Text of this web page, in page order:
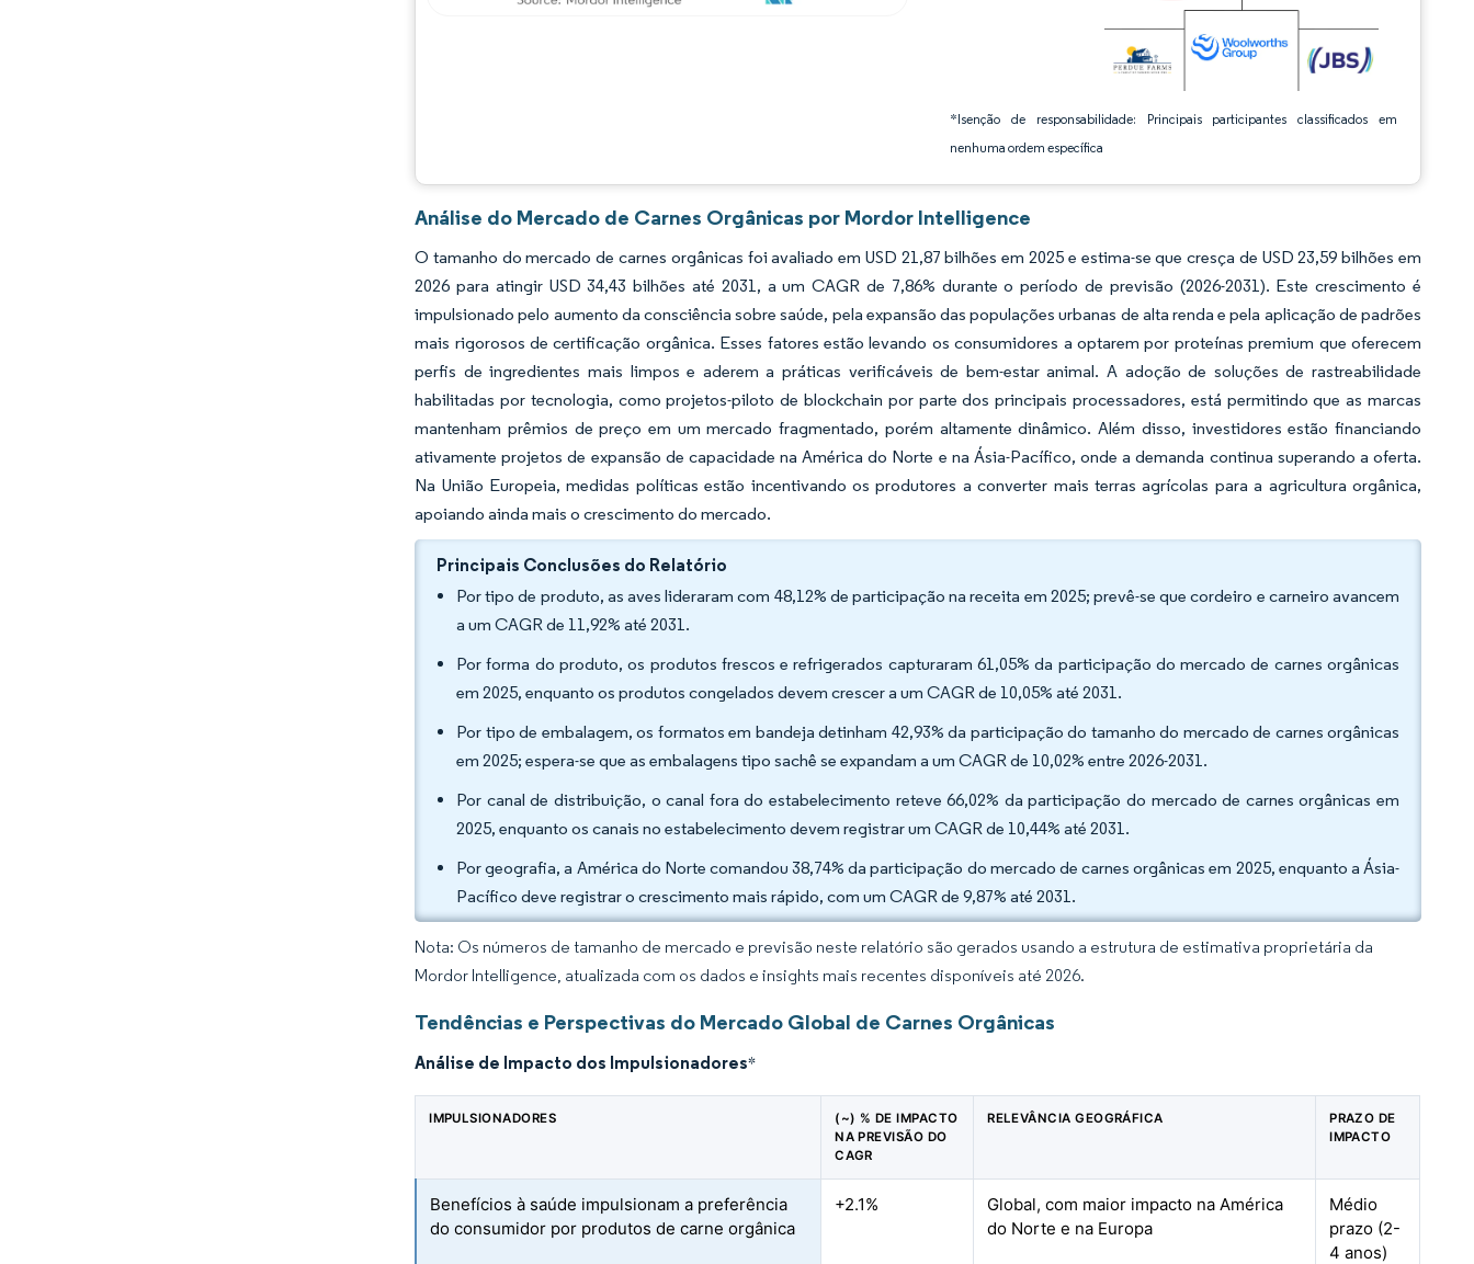
*Isenção de responsabilidade: Principais participantes classificados em
nenhuma ordem específica
Análise do Mercado de Carnes Orgânicas por Mordor Intelligence
O tamanho do mercado de carnes orgânicas foi avaliado em USD 21,87 bilhões em 2025 e estima-se que cresça de USD 23,59 bilhões em
2026 para atingir USD 34,43 bilhões até 2031, a um CAGR de 7,86% durante o período de previsão (2026-2031). Este crescimento é
impulsionado pelo aumento da consciência sobre saúde, pela expansão das populações urbanas de alta renda e pela aplicação de padrões
mais rigorosos de certificação orgânica. Esses fatores estão levando os consumidores a optarem por proteínas premium que oferecem
perfis de ingredientes mais limpos e aderem a práticas verificáveis de bem-estar animal. A adoção de soluções de rastreabilidade
habilitadas por tecnologia, como projetos-piloto de blockchain por parte dos principais processadores, está permitindo que as marcas
mantenham prêmios de preço em um mercado fragmentado, porém altamente dinâmico. Além disso, investidores estão financiando
ativamente projetos de expansão de capacidade na América do Norte e na Ásia-Pacífico, onde a demanda continua superando a oferta.
Na União Europeia, medidas políticas estão incentivando os produtores a converter mais terras agrícolas para a agricultura orgânica,
apoiando ainda mais o crescimento do mercado.
Principais Conclusões do Relatório
Por tipo de produto, as aves lideraram com 48,12% de participação na receita em 2025; prevê-se que cordeiro e carneiro avancem
a um CAGR de 11,92% até 2031.
Por forma do produto, os produtos frescos e refrigerados capturaram 61,05% da participação do mercado de carnes orgânicas
em 2025, enquanto os produtos congelados devem crescer a um CAGR de 10,05% até 2031.
Por tipo de embalagem, os formatos em bandeja detinham 42,93% da participação do tamanho do mercado de carnes orgânicas
em 2025; espera-se que as embalagens tipo sachê se expandam a um CAGR de 10,02% entre 2026-2031.
Por canal de distribuição, o canal fora do estabelecimento reteve 66,02% da participação do mercado de carnes orgânicas em
2025, enquanto os canais no estabelecimento devem registrar um CAGR de 10,44% até 2031.
Por geografia, a América do Norte comandou 38,74% da participação do mercado de carnes orgânicas em 2025, enquanto a Ásia-
Pacífico deve registrar o crescimento mais rápido, com um CAGR de 9,87% até 2031.
Nota: Os números de tamanho de mercado e previsão neste relatório são gerados usando a estrutura de estimativa proprietária da
Mordor Intelligence, atualizada com os dados e insights mais recentes disponíveis até 2026.
Tendências e Perspectivas do Mercado Global de Carnes Orgânicas
Análise de Impacto dos Impulsionadores*
IMPULSIONADORES
(~) % DE IMPACTO
NA PREVISÃO DO
CAGR
RELEVÂNCIA GEOGRÁFICA
PRAZO DE
IMPACTO
Benefícios à saúde impulsionam a preferência
do consumidor por produtos de carne orgânica
+2.1%
Global, com maior impacto na América
do Norte e na Europa
Médio
prazo (2-
4 anos)